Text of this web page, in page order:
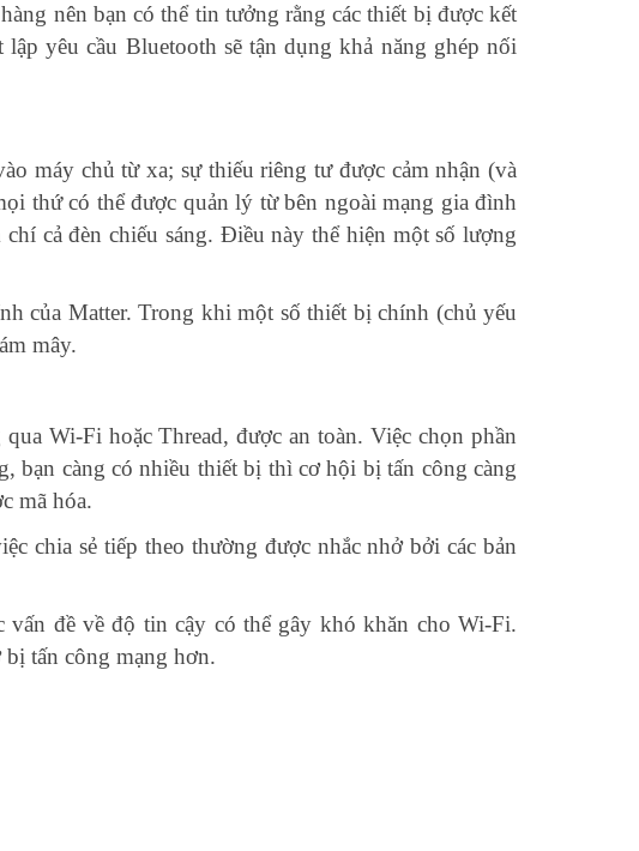
nên bạn có thể tin tưởng rằng các thiết bị được kết
yêu cầu Bluetooth sẽ tận dụng khả năng ghép nối
máy chủ từ xa; sự thiếu riêng tư được cảm nhận (và
thứ có thể được quản lý từ bên ngoài mạng gia đình
cả đèn chiếu sáng. Điều này thể hiện một số lượng
của Matter. Trong khi một số thiết bị chính (chủ yếu
mây.
Wi-Fi hoặc Thread, được an toàn. Việc chọn phần
bạn càng có nhiều thiết bị thì cơ hội bị tấn công càng
mã hóa.
chia sẻ tiếp theo thường được nhắc nhở bởi các bản
vấn đề về độ tin cậy có thể gây khó khăn cho Wi-Fi.
tấn công mạng hơn.